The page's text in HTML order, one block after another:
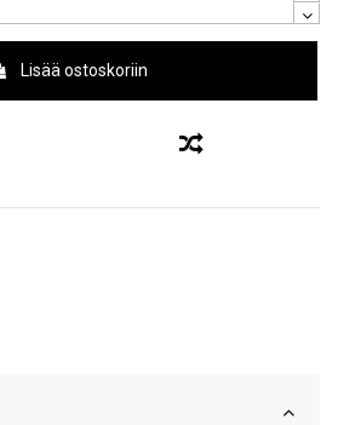
Lisää ostoskoriin